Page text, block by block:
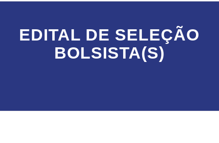
EDITAL DE SELEÇÃO
BOLSISTA(S)